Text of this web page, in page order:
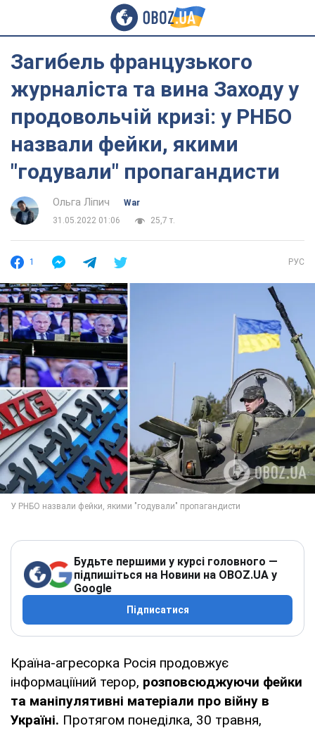
Загибель французького
журналіста та вина Заходу у
продовольчій кризі: у РНБО
назвали фейки, якими
"годували" пропагандисти
Ольга Ліпич
War
31.05.2022 01:06
25,7 т.
1 РУС
Будьте першими у курсі головного —
підпишіться на Новини на OBOZ.UA у
Google
Підписатися
Країна-агресорка Росія продовжує
інформаціїний терор, розповсюджуючи фейки
та маніпулятивні матеріали про війну в
Україні. Протягом понеділка, 30 травня,